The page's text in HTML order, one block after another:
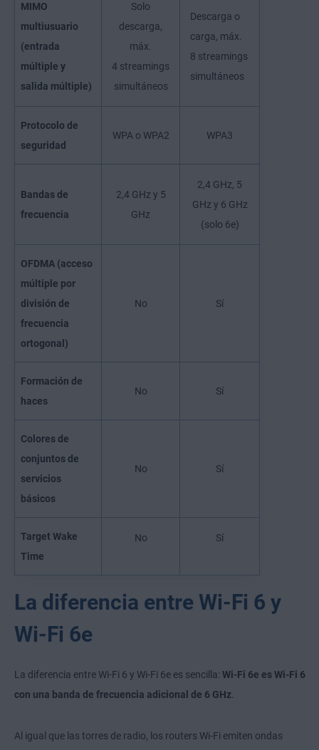
MIMO
multiusuario
(entrada
múltiple y
salida múltiple)
Solo
descarga,
máx.
4 streamings
simultáneos
Descarga o
carga, máx.
8 streamings
simultáneos
Protocolo de
seguridad
WPA o WPA2 WPA3
Bandas de
frecuencia
2,4 GHz y 5
GHz
2,4 GHz, 5
GHz y 6 GHz
(solo 6e)
OFDMA (acceso
múltiple por
división de
frecuencia
ortogonal)
No Sí
Formación de
haces
No Sí
Colores de
conjuntos de
servicios
básicos
No Sí
Target Wake
Time
No Sí
La diferencia entre Wi-Fi 6 y
Wi-Fi 6e
La diferencia entre Wi-Fi 6 y Wi-Fi 6e es sencilla: Wi-Fi 6e es Wi-Fi 6
con una banda de frecuencia adicional de 6 GHz.
Al igual que las torres de radio, los routers Wi-Fi emiten ondas